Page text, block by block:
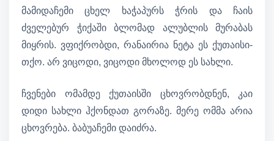
მამიდაჩემი ცხელ ხაჭაპურს ჭრის და ჩაის
ძველებურ ჭიქაში ბლომად ალუბლის მურაბას
მიყრის. ვფიქრობდი, რანაირია ნეტა ეს ქუთაისი-
თქო. არ ვიცოდი, ვიცოდი მხოლოდ ეს სახლი.
ჩვენები ომამდე ქუთაისში ცხოვრობდნენ, კაი
დიდი სახლი ჰქონდათ გორაზე. მერე ომმა არია
ცხოვრება. ბაბუაჩემი დაიძრა.